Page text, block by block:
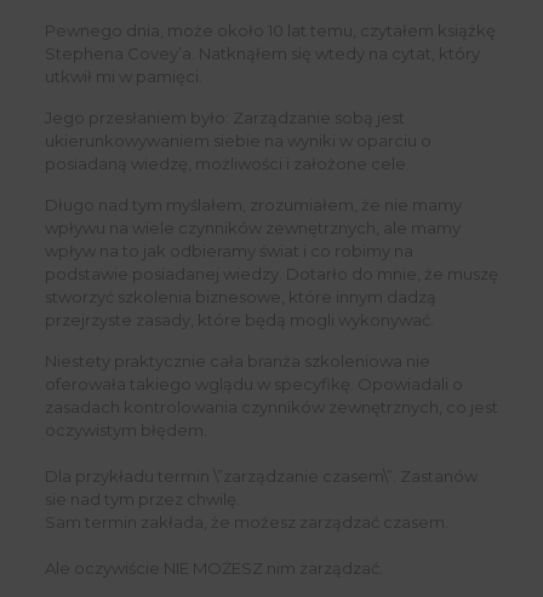
Pewnego dnia, może około 10 lat temu, czytałem książkę
Stephena Covey’a. Natknąłem się wtedy na cytat, który
utkwił mi w pamięci.
Jego przesłaniem było: Zarządzanie sobą jest
ukierunkowywaniem siebie na wyniki w oparciu o
posiadaną wiedzę, możliwości i założone cele.
Długo nad tym myślałem, zrozumiałem, że nie mamy
wpływu na wiele czynników zewnętrznych, ale mamy
wpływ na to jak odbieramy świat i co robimy na
podstawie posiadanej wiedzy. Dotarło do mnie, że muszę
stworzyć szkolenia biznesowe, które innym dadzą
przejrzyste zasady, które będą mogli wykonywać.
Niestety praktycznie cała branża szkoleniowa nie
oferowała takiego wglądu w specyfikę. Opowiadali o
zasadach kontrolowania czynników zewnętrznych, co jest
oczywistym błędem.
Dla przykładu termin \”zarządzanie czasem\”. Zastanów
sie nad tym przez chwilę.
Sam termin zakłada, że możesz zarządzać czasem.
Ale oczywiście NIE MOŻESZ nim zarządzać.